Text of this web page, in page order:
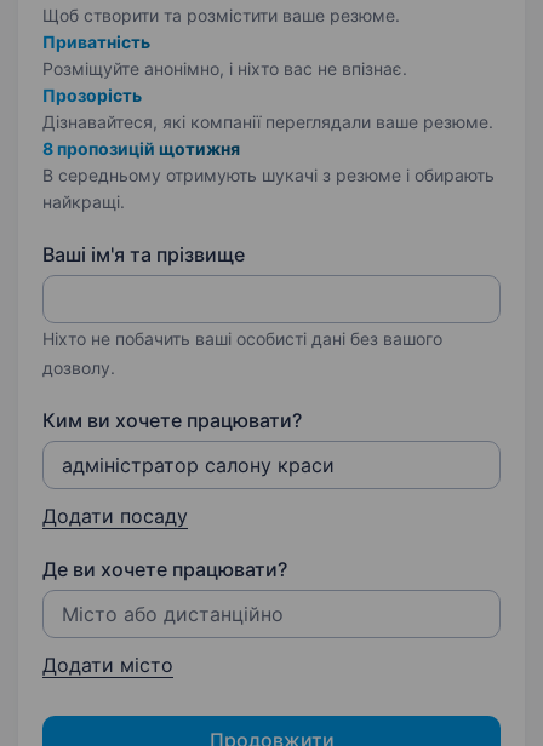
Щоб створити та розмістити ваше резюме.
Приватність
Розміщуйте анонімно, і ніхто вас не впізнає.
Прозорість
Дізнавайтеся, які компанії переглядали ваше резюме.
8 пропозицій щотижня
В середньому отримують шукачі з резюме і обирають
найкращі.
Ваші ім'я та прізвище
Ніхто не побачить ваші особисті дані без вашого
дозволу.
Ким ви хочете працювати?
Додати посаду
Де ви хочете працювати?
Додати місто
Продовжити